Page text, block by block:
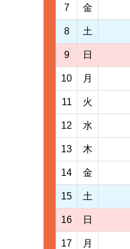
7 金
8 土
9 日
10 月
11 火
12 水
13 木
14 金
15 土
16 日
17 月